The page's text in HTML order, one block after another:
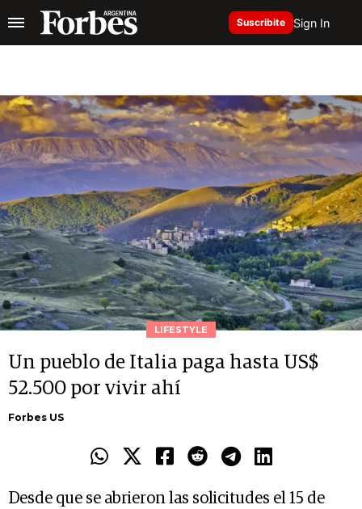
Suscribite Sign In
LIFESTYLE
Un pueblo de Italia paga hasta US$
52.500 por vivir ahí
Forbes US
Desde que se abrieron las solicitudes el 15 de